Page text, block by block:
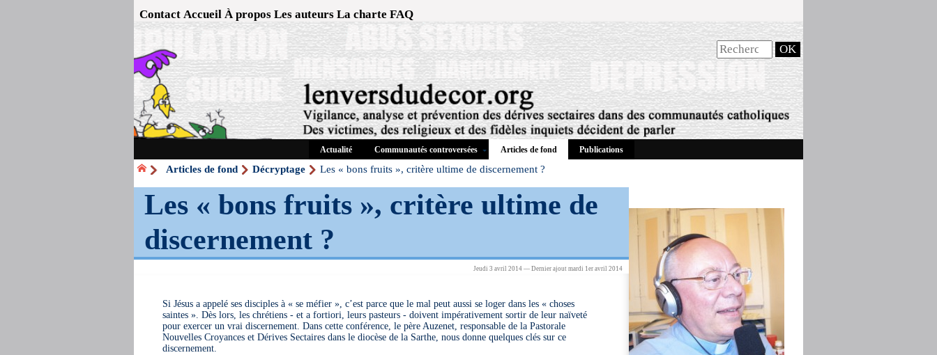
Contact Accueil À propos Les auteurs La charte FAQ
Actualité Communautés controversées Articles de fond Publications
Articles de fond Décryptage Les « bons fruits », critère ultime de discernement ?
Les « bons fruits », critère ultime de
discernement ?
Jeudi 3 avril 2014 — Dernier ajout mardi 1er avril 2014
Si Jésus a appelé ses disciples à « se méfier », c’est parce que le mal peut aussi se loger dans les « choses
saintes ». Dès lors, les chrétiens - et a fortiori, leurs pasteurs - doivent impérativement sortir de leur naïveté
pour exercer un vrai discernement. Dans cette conférence, le père Auzenet, responsable de la Pastorale
Nouvelles Croyances et Dérives Sectaires dans le diocèse de la Sarthe, nous donne quelques clés sur ce
discernement.